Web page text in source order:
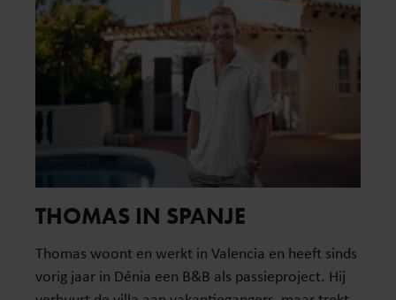
THOMAS IN SPANJE
Thomas woont en werkt in Valencia en heeft sinds
vorig jaar in Dénia een B&B als passieproject. Hij